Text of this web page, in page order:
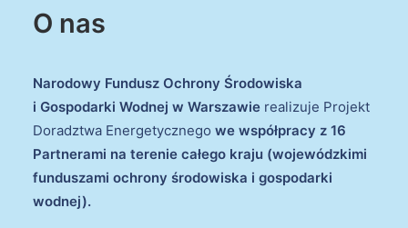
O nas
Narodowy Fundusz Ochrony Środowiska
i Gospodarki Wodnej w Warszawie realizuje Projekt
Doradztwa Energetycznego we współpracy z 16
Partnerami na terenie całego kraju (wojewódzkimi
funduszami ochrony środowiska i gospodarki
wodnej).